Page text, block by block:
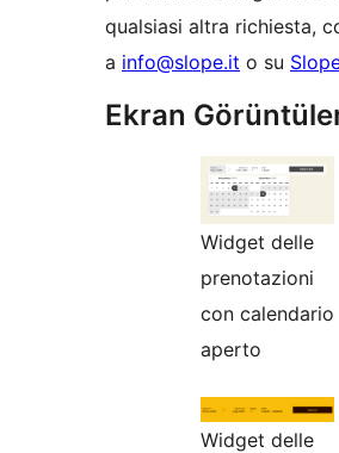
qualsiasi altra richiesta,
a info@slope.it o su
Ekran
Widget delle
prenotazioni
con calendario
aperto
Widget delle